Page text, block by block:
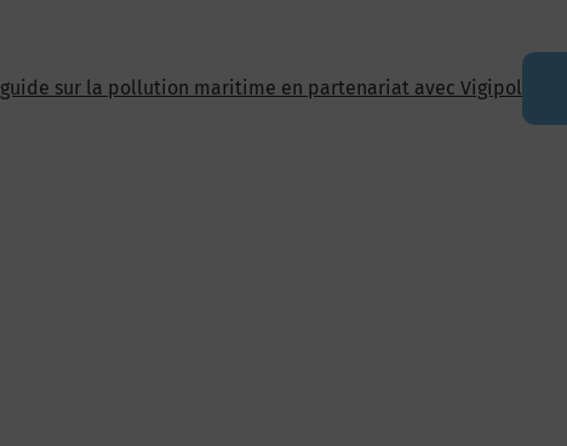
guide sur la pollution maritime en partenariat avec Vigipol